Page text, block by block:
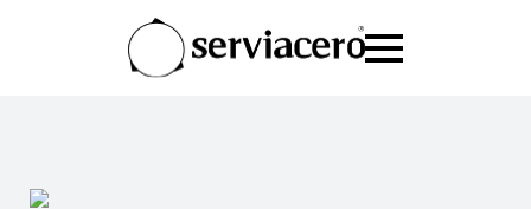
Portal de Clientes
Portal de Proveedores
Valores